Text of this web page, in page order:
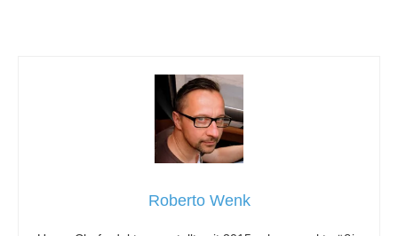
Roberto Wenk